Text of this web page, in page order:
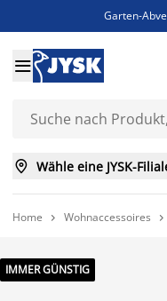
Garten-
Bist du

 Wähle eine JYSK-
Home  Wohnaccessoires 
IMMER GÜNSTIG